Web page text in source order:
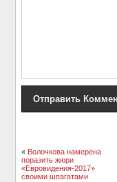
« Волочкова намерена
поразить жюри
«Евровидения-2017»
своими шпагатами